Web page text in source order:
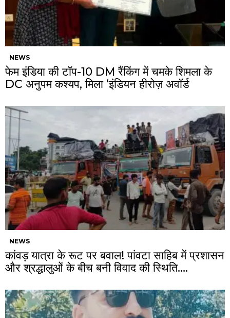
NEWS
फेम इंडिया की टॉप-10 DM रैंकिंग में चमके शिमला के
DC अनुपम कश्यप, मिला ‘इंडियन हीरोज़ अवॉर्ड
NEWS
कांवड़ यात्रा के रूट पर बवाल! पांवटा साहिब में प्रशासन
और श्रद्धालुओं के बीच बनी विवाद की स्थिति….